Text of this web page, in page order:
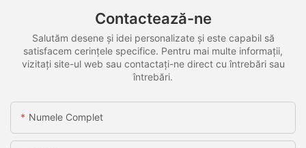
Contactează-ne
Salutăm desene și idei personalizate și este capabil să
satisfacem cerințele specifice. Pentru mai multe informații,
vizitați site-ul web sau contactați-ne direct cu întrebări sau
întrebări.
Numele Complet